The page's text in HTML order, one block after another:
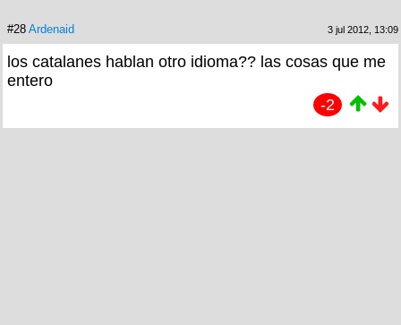
#28 Ardenaid 3 jul 2012, 13:09
los catalanes hablan otro idioma?? las cosas que me
entero
-2